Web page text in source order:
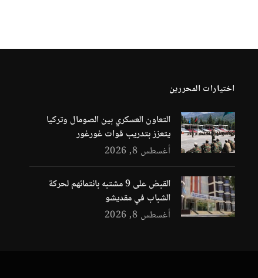
اختيارات المحررين
التعاون العسكري بين الصومال وتركيا
يتعزز بتدريب قوات غورغور
أغسطس 8, 2026
القبض على 9 مشتبه بانتمائهم لحركة
الشباب في مقديشو
أغسطس 8, 2026